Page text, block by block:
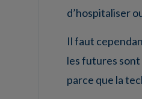
d’hospitaliser
Il faut
les futures sont
parce que la